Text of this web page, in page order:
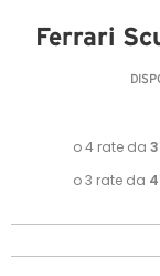
Ferrari